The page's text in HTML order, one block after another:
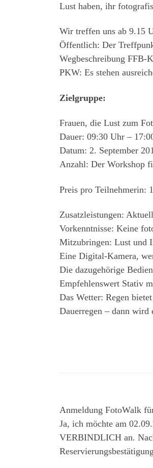
Lust haben, ihr
Wir treffen uns ab 9.15
Öffentlich: Der
Wegbeschreibung FFB-
PKW: Es stehen
Zielgruppe:
Frauen, die Lust zum
Dauer: 09:30 Uhr –
Datum: 2. September
Anzahl: Der Workshop
Preis pro Teilnehmerin:
Zusatzleistungen:
Vorkenntnisse: Keine
Mitzubringen: Lust und
Eine Digital-Kamera,
Die dazugehörige
Empfehlenswert Stativ
Das Wetter: Regen
Dauerregen – dann
Anmeldung FotoWalk
Ja, ich möchte am
VERBINDLICH an.